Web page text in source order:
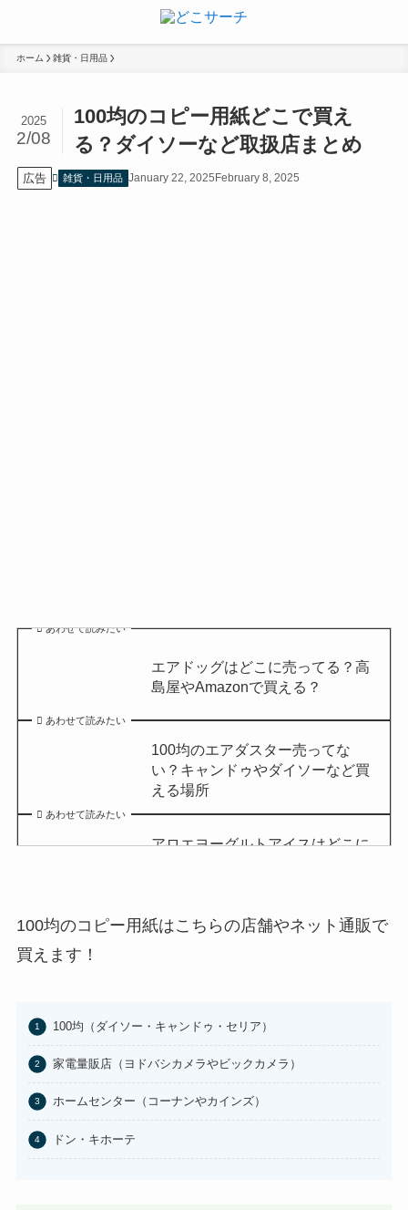
ホーム 雑貨・日用品
100均のコピー用紙どこで買え
る？ダイソーなど取扱店まとめ
2025
2/08
広告 雑貨・日用品 January 22, 2025February 8, 2025
あわせて読みたい
エアドッグはどこに売ってる？高
島屋やAmazonで買える？
あわせて読みたい
100均のエアダスター売ってな
い？キャンドゥやダイソーなど買
える場所
あわせて読みたい
アロエヨーグルトアイスはどこに
東京バナナはどこに売ってる？東
京駅やAmazonで買える？
100均のコピー用紙はこちらの店舗やネット通販で
買えます！
100均（ダイソー・キャンドゥ・セリア）
家電量販店（ヨドバシカメラやビックカメラ）
ホームセンター（コーナンやカインズ）
ドン・キホーテ